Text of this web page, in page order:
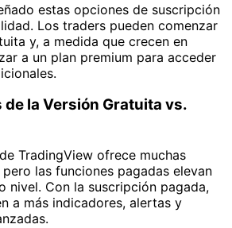
estas opciones de suscripción
Los traders pueden comenzar
y, a medida que crecen en
a un plan premium para acceder
la Versión Gratuita vs.
TradingView ofrece muchas
las funciones pagadas elevan
nivel. Con la suscripción pagada,
a más indicadores, alertas y